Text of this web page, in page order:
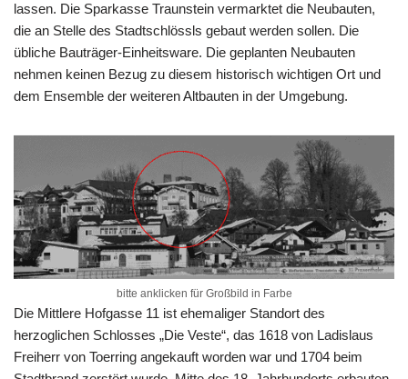
lassen. Die Sparkasse Traunstein vermarktet die Neubauten,
die an Stelle des Stadtschlössls gebaut werden sollen. Die
übliche Bauträger-Einheitsware. Die geplanten Neubauten
nehmen keinen Bezug zu diesem historisch wichtigen Ort und
dem Ensemble der weiteren Altbauten in der Umgebung.
bitte anklicken für Großbild in Farbe
Die Mittlere Hofgasse 11 ist ehemaliger Standort des
herzoglichen Schlosses „Die Veste“, das 1618 von Ladislaus
Freiherr von Toerring angekauft worden war und 1704 beim